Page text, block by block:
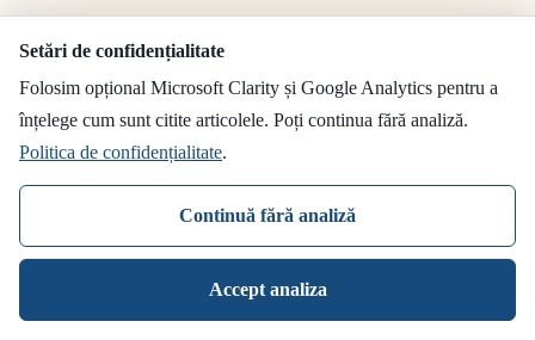
tratate dogmatice înainte de a se ruga
dogma vine prin rugăciune, așezată în inimă de Duhul Sfânt, prin gura
Bisericii.
XII. Încheiere: a intra, nu a înțelege
Întoarcerea la cuvântul Sfântului Grigorie Teologul: nu apuc bine să
Setări de confidențialitate
Folosim opțional Microsoft Clarity și Google Analytics pentru a
înțelege cum sunt citite articolele. Poți continua fără analiză.
Politica de confidențialitate.
Continuă fără analiză
Accept analiza